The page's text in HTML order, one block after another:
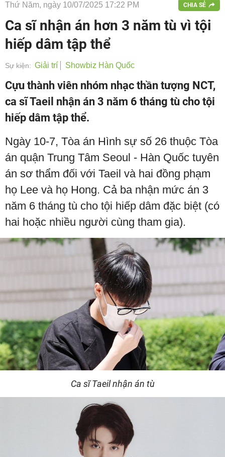
Thứ Năm, ngày 10/07/2025 17:22 PM CHIA SẺ
Ca sĩ nhận án hơn 3 năm tù vì tội
hiếp dâm tập thể
Sự kiện: Giải trí Showbiz Hàn Quốc
Cựu thành viên nhóm nhạc thần tượng NCT,
ca sĩ Taeil nhận án 3 năm 6 tháng tù cho tội
hiếp dâm tập thể.
Ngày 10-7, Tòa án Hình sự số 26 thuộc Tòa
án quận Trung Tâm Seoul - Hàn Quốc tuyên
án sơ thẩm đối với Taeil và hai đồng phạm
họ Lee và họ Hong. Cả ba nhận mức án 3
năm 6 tháng tù cho tội hiếp dâm đặc biệt (có
hai hoặc nhiều người cùng tham gia).
Ca sĩ Taeil nhận án tù